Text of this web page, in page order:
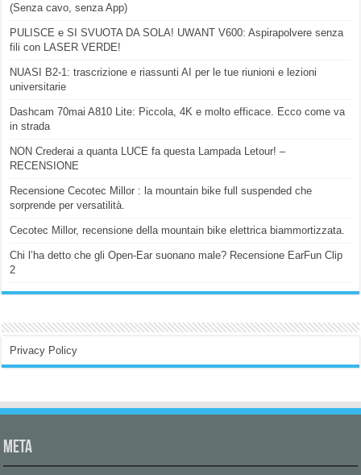
(Senza cavo, senza App)
PULISCE e SI SVUOTA DA SOLA! UWANT V600: Aspirapolvere senza
fili con LASER VERDE!
NUASI B2-1: trascrizione e riassunti AI per le tue riunioni e lezioni
universitarie
Dashcam 70mai A810 Lite: Piccola, 4K e molto efficace. Ecco come va
in strada
NON Crederai a quanta LUCE fa questa Lampada Letour! –
RECENSIONE
Recensione Cecotec Millor : la mountain bike full suspended che
sorprende per versatilità.
Cecotec Millor, recensione della mountain bike elettrica biammortizzata.
Chi l’ha detto che gli Open-Ear suonano male? Recensione EarFun Clip
2
Privacy Policy
Meta